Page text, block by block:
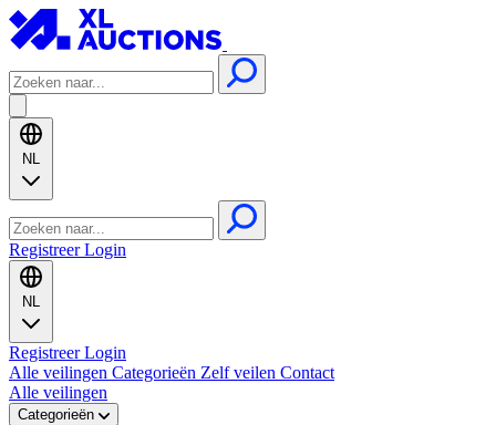
NL
RegistreerLogin
NL
RegistreerLogin
Alle veilingen Categorieën Zelf veilen Contact
Alle veilingen
Categorieën